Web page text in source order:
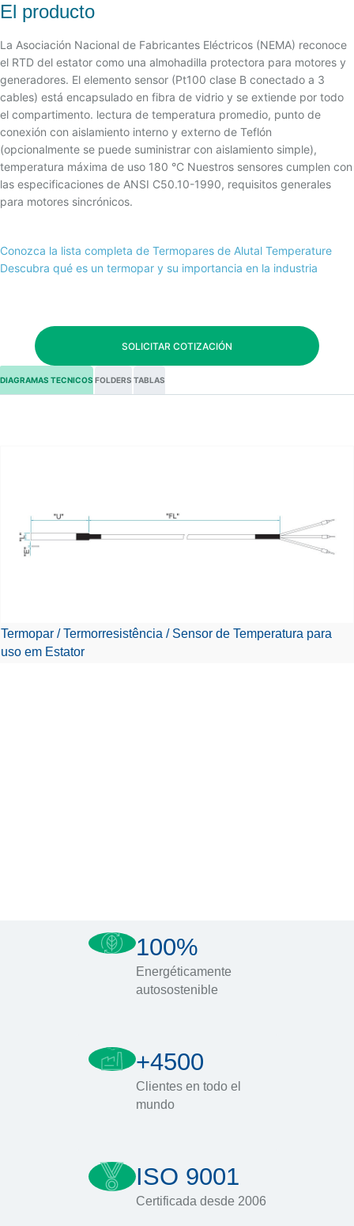
El producto
La Asociación Nacional de Fabricantes Eléctricos (NEMA) reconoce
el RTD del estator como una almohadilla protectora para motores y
generadores. El elemento sensor (Pt100 clase B conectado a 3
cables) está encapsulado en fibra de vidrio y se extiende por todo
el compartimento. lectura de temperatura promedio, punto de
conexión con aislamiento interno y externo de Teflón
(opcionalmente se puede suministrar con aislamiento simple),
temperatura máxima de uso 180 °C Nuestros sensores cumplen con
las especificaciones de ANSI C50.10-1990, requisitos generales
para motores sincrónicos.
Conozca la lista completa de Termopares de Alutal Temperature
Descubra qué es un termopar y su importancia en la industria
SOLICITAR COTIZACIÓN
DIAGRAMAS TECNICOS FOLDERS TABLAS
Termopar / Termorresistência / Sensor de Temperatura para
uso em Estator
100%
Energéticamente
autosostenible
+4500
Clientes en todo el
mundo
ISO 9001
Certificada desde 2006